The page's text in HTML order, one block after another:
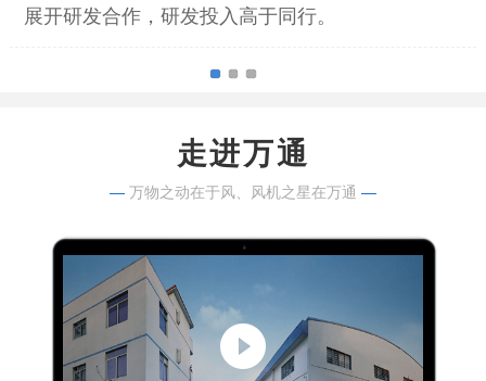
展开研发合作，研发投入高于同行。
走进万通
— 万物之动在于风、风机之星在万通 —